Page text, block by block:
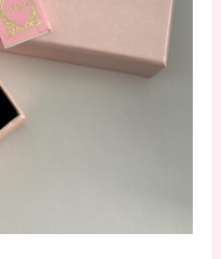
פפיון
ורוד